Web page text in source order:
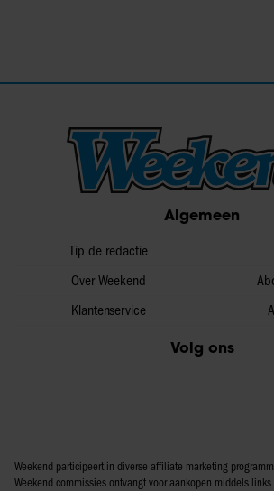
Algemeen
Tip de redactie
Over Weekend
Klantenservice
Volg ons
Weekend participeert in diverse affiliate marketing
Weekend commissies ontvangt voor aankopen middels